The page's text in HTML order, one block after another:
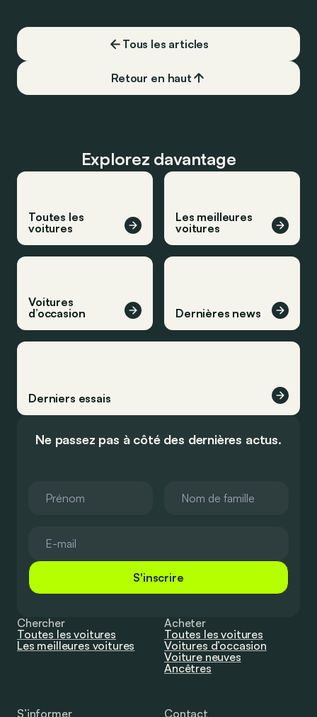
Tous les articles
Retour en haut
Explorez davantage
Toutes les
voitures
Les meilleures
voitures
Voitures
d’occasion
Dernières news
Derniers essais
Ne passez pas à côté des dernières actus.
S'inscrire
Chercher
Toutes les voitures
Les meilleures voitures
Acheter
Toutes les voitures
Voitures d’occasion
Voiture neuves
Ancêtres
S’informer Contact